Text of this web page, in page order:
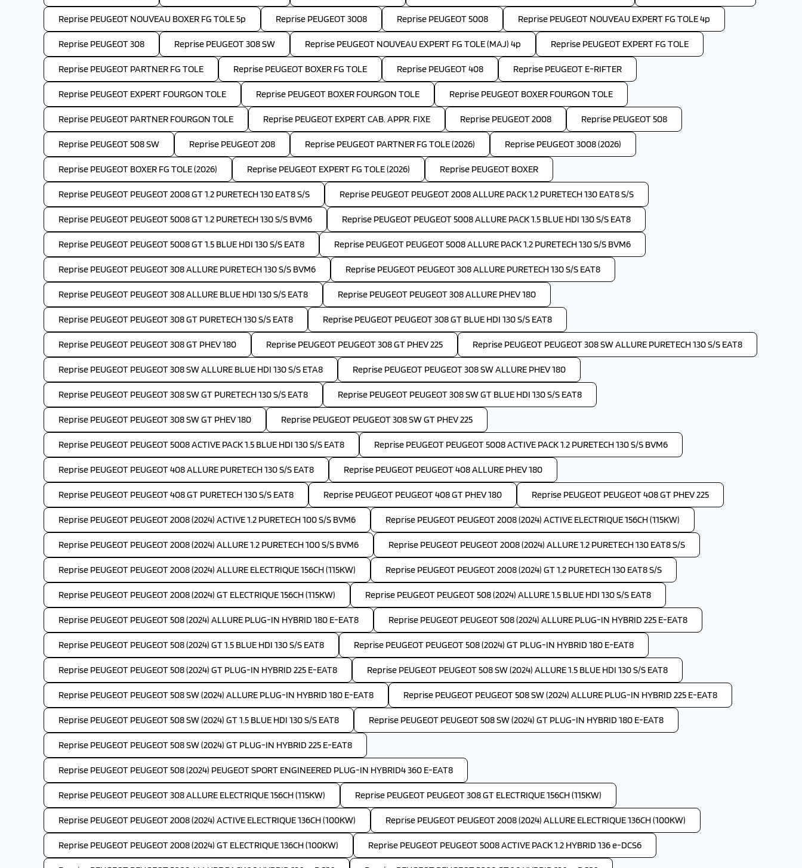
Reprise PEUGEOT NOUVEAU BOXER FG TOLE 5p Reprise PEUGEOT 3008 Reprise PEUGEOT 5008 Reprise PEUGEOT NOUVEAU EXPERT FG TOLE 4p
Reprise PEUGEOT 308 Reprise PEUGEOT 308 SW Reprise PEUGEOT NOUVEAU EXPERT FG TOLE (MAJ) 4p Reprise PEUGEOT EXPERT FG TOLE
Reprise PEUGEOT PARTNER FG TOLE Reprise PEUGEOT BOXER FG TOLE Reprise PEUGEOT 408 Reprise PEUGEOT E-RIFTER
Reprise PEUGEOT EXPERT FOURGON TOLE Reprise PEUGEOT BOXER FOURGON TOLE Reprise PEUGEOT BOXER FOURGON TOLE
Reprise PEUGEOT PARTNER FOURGON TOLE Reprise PEUGEOT EXPERT CAB. APPR. FIXE Reprise PEUGEOT 2008 Reprise PEUGEOT 508
Reprise PEUGEOT 508 SW Reprise PEUGEOT 208 Reprise PEUGEOT PARTNER FG TOLE (2026) Reprise PEUGEOT 3008 (2026)
Reprise PEUGEOT BOXER FG TOLE (2026) Reprise PEUGEOT EXPERT FG TOLE (2026) Reprise PEUGEOT BOXER
Reprise PEUGEOT PEUGEOT 2008 GT 1.2 PURETECH 130 EAT8 S/S Reprise PEUGEOT PEUGEOT 2008 ALLURE PACK 1.2 PURETECH 130 EAT8 S/S
Reprise PEUGEOT PEUGEOT 5008 GT 1.2 PURETECH 130 S/S BVM6 Reprise PEUGEOT PEUGEOT 5008 ALLURE PACK 1.5 BLUE HDI 130 S/S EAT8
Reprise PEUGEOT PEUGEOT 5008 GT 1.5 BLUE HDI 130 S/S EAT8 Reprise PEUGEOT PEUGEOT 5008 ALLURE PACK 1.2 PURETECH 130 S/S BVM6
Reprise PEUGEOT PEUGEOT 308 ALLURE PURETECH 130 S/S BVM6 Reprise PEUGEOT PEUGEOT 308 ALLURE PURETECH 130 S/S EAT8
Reprise PEUGEOT PEUGEOT 308 ALLURE BLUE HDI 130 S/S EAT8 Reprise PEUGEOT PEUGEOT 308 ALLURE PHEV 180
Reprise PEUGEOT PEUGEOT 308 GT PURETECH 130 S/S EAT8 Reprise PEUGEOT PEUGEOT 308 GT BLUE HDI 130 S/S EAT8
Reprise PEUGEOT PEUGEOT 308 GT PHEV 180 Reprise PEUGEOT PEUGEOT 308 GT PHEV 225 Reprise PEUGEOT PEUGEOT 308 SW ALLURE PURETECH 130 S/S EAT8
Reprise PEUGEOT PEUGEOT 308 SW ALLURE BLUE HDI 130 S/S ETA8 Reprise PEUGEOT PEUGEOT 308 SW ALLURE PHEV 180
Reprise PEUGEOT PEUGEOT 308 SW GT PURETECH 130 S/S EAT8 Reprise PEUGEOT PEUGEOT 308 SW GT BLUE HDI 130 S/S EAT8
Reprise PEUGEOT PEUGEOT 308 SW GT PHEV 180 Reprise PEUGEOT PEUGEOT 308 SW GT PHEV 225
Reprise PEUGEOT PEUGEOT 5008 ACTIVE PACK 1.5 BLUE HDI 130 S/S EAT8 Reprise PEUGEOT PEUGEOT 5008 ACTIVE PACK 1.2 PURETECH 130 S/S BVM6
Reprise PEUGEOT PEUGEOT 408 ALLURE PURETECH 130 S/S EAT8 Reprise PEUGEOT PEUGEOT 408 ALLURE PHEV 180
Reprise PEUGEOT PEUGEOT 408 GT PURETECH 130 S/S EAT8 Reprise PEUGEOT PEUGEOT 408 GT PHEV 180 Reprise PEUGEOT PEUGEOT 408 GT PHEV 225
Reprise PEUGEOT PEUGEOT 2008 (2024) ACTIVE 1.2 PURETECH 100 S/S BVM6 Reprise PEUGEOT PEUGEOT 2008 (2024) ACTIVE ELECTRIQUE 156CH (115KW)
Reprise PEUGEOT PEUGEOT 2008 (2024) ALLURE 1.2 PURETECH 100 S/S BVM6 Reprise PEUGEOT PEUGEOT 2008 (2024) ALLURE 1.2 PURETECH 130 EAT8 S/S
Reprise PEUGEOT PEUGEOT 2008 (2024) ALLURE ELECTRIQUE 156CH (115KW) Reprise PEUGEOT PEUGEOT 2008 (2024) GT 1.2 PURETECH 130 EAT8 S/S
Reprise PEUGEOT PEUGEOT 2008 (2024) GT ELECTRIQUE 156CH (115KW) Reprise PEUGEOT PEUGEOT 508 (2024) ALLURE 1.5 BLUE HDI 130 S/S EAT8
Reprise PEUGEOT PEUGEOT 508 (2024) ALLURE PLUG-IN HYBRID 180 E-EAT8 Reprise PEUGEOT PEUGEOT 508 (2024) ALLURE PLUG-IN HYBRID 225 E-EAT8
Reprise PEUGEOT PEUGEOT 508 (2024) GT 1.5 BLUE HDI 130 S/S EAT8 Reprise PEUGEOT PEUGEOT 508 (2024) GT PLUG-IN HYBRID 180 E-EAT8
Reprise PEUGEOT PEUGEOT 508 (2024) GT PLUG-IN HYBRID 225 E-EAT8 Reprise PEUGEOT PEUGEOT 508 SW (2024) ALLURE 1.5 BLUE HDI 130 S/S EAT8
Reprise PEUGEOT PEUGEOT 508 SW (2024) ALLURE PLUG-IN HYBRID 180 E-EAT8 Reprise PEUGEOT PEUGEOT 508 SW (2024) ALLURE PLUG-IN HYBRID 225 E-EAT8
Reprise PEUGEOT PEUGEOT 508 SW (2024) GT 1.5 BLUE HDI 130 S/S EAT8 Reprise PEUGEOT PEUGEOT 508 SW (2024) GT PLUG-IN HYBRID 180 E-EAT8
Reprise PEUGEOT PEUGEOT 508 SW (2024) GT PLUG-IN HYBRID 225 E-EAT8
Reprise PEUGEOT PEUGEOT 508 (2024) PEUGEOT SPORT ENGINEERED PLUG-IN HYBRID4 360 E-EAT8
Reprise PEUGEOT PEUGEOT 308 ALLURE ELECTRIQUE 156CH (115KW) Reprise PEUGEOT PEUGEOT 308 GT ELECTRIQUE 156CH (115KW)
Reprise PEUGEOT PEUGEOT 2008 (2024) ACTIVE ELECTRIQUE 136CH (100KW) Reprise PEUGEOT PEUGEOT 2008 (2024) ALLURE ELECTRIQUE 136CH (100KW)
Reprise PEUGEOT PEUGEOT 2008 (2024) GT ELECTRIQUE 136CH (100KW) Reprise PEUGEOT PEUGEOT 5008 ACTIVE PACK 1.2 HYBRID 136 e-DCS6